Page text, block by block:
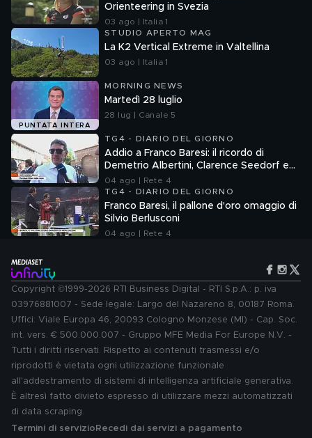
Orienteering in Svezia
03 ago | Italia 1
STUDIO APERTO MAG
La K2 Vertical Extreme in Valtellina
03 ago | Italia 1
PUNTATA INTERA
MORNING NEWS
Martedì 28 luglio
28 lug | Canale 5
TG4 - DIARIO DEL GIORNO
Addio a Franco Baresi: il ricordo di
Demetrio Albertini, Clarence Seedorf e
Giovanni Galli
04 ago | Rete 4
TG4 - DIARIO DEL GIORNO
Franco Baresi, il pallone d'oro omaggio di
Silvio Berlusconi
04 ago | Rete 4
Copyright ©1999-2026 RTI Business Digital - RTI S.p.A.: p. iva
03976881007 - Sede legale: Largo del Nazareno 8, 00187 Roma.
Uffici: Viale Europa 46, 20093 Cologno Monzese (MI) - Cap. Soc.
int. vers. € 500.000.007 - Gruppo MFE Media For Europe N.V. -
Tutti i diritti riservati. Rispetto ai contenuti trasmessi e/o
riprodotti è vietata ogni utilizzazione funzionale
all'addestramento di sistemi di intelligenza artificiale generativa.
È altresì fatto divieto espresso di utilizzare mezzi automatizzati
di data scraping.
Termini di servizio Recedi dai servizi a pagamento